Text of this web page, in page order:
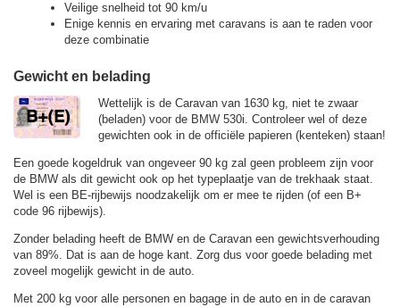
Veilige snelheid tot 90 km/u
Enige kennis en ervaring met caravans is aan te raden voor
deze combinatie
Gewicht en belading
Wettelijk is de Caravan van 1630 kg, niet te zwaar
(beladen) voor de BMW 530i. Controleer wel of deze
gewichten ook in de officiële papieren (kenteken) staan!
Een goede kogeldruk van ongeveer 90 kg zal geen probleem zijn voor
de BMW als dit gewicht ook op het typeplaatje van de trekhaak staat.
Wel is een BE-rijbewijs noodzakelijk om er mee te rijden (of een B+
code 96 rijbewijs).
Zonder belading heeft de BMW en de Caravan een gewichtsverhouding
van 89%. Dat is aan de hoge kant. Zorg dus voor goede belading met
zoveel mogelijk gewicht in de auto.
Met 200 kg voor alle personen en bagage in de auto en in de caravan